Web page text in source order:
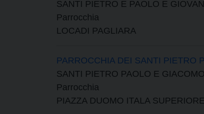
SANTI PIETRO E PAOLO E
Parrocchia
LOCADI PAGLIARA
PARROCCHIA DEI SANTI PIETRO
SANTI PIETRO PAOLO E GIACOMO
Parrocchia
PIAZZA DUOMO ITALA